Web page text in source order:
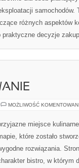
samochodów.
różnych aspektów
praktyczne decyzje
MOŻLIWOŚĆ
miejsce
które zostało
rozwiązania.
bistro, w którym